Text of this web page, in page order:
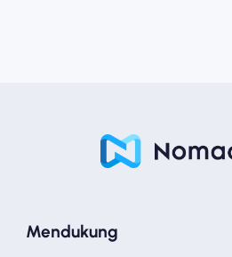
Mendukung